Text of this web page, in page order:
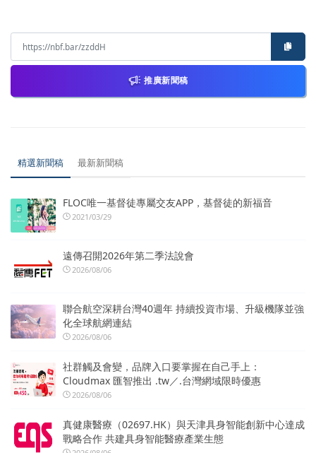
推廣新聞稿
精選新聞稿 最新新聞稿
FLOC唯一基督徒專屬交友APP，基督徒的新福音
2021/03/29
遠傳召開2026年第二季法說會
2026/08/06
聯合航空深耕台灣40週年 持續投資市場、升級機隊並強
化全球航網連結
2026/08/06
社群觸及會變，品牌入口要掌握在自己手上：
Cloudmax 匯智推出 .tw／.台灣網域限時優惠
2026/08/06
真健康醫療（02697.HK）與天津具身智能創新中心達成
戰略合作 共建具身智能醫療產業生態